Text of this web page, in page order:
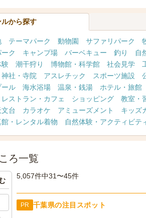
ルから探す
テーマパーク 動物園 サファリパーク
ク
キャンプ場 バーベキュー 釣り 自
潮干狩り 博物館・科学館 社会見学
神社・寺院 アスレチック スポーツ施設
ール 海水浴場 温泉・銭湯 ホテル・旅館
レストラン・カフェ ショッピング 教室・
台
カラオケ アミューズメント キッズ
・レンタル着物 自然体験・アクティビテ
ろ一覧
5,057件中31〜45件
PR 千葉県の注目スポット